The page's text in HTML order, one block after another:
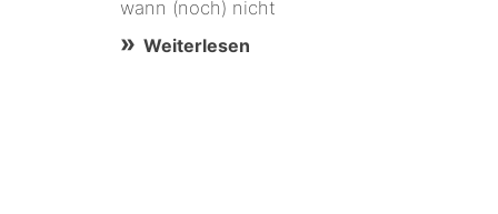
wann (noch) nicht
Weiterlesen